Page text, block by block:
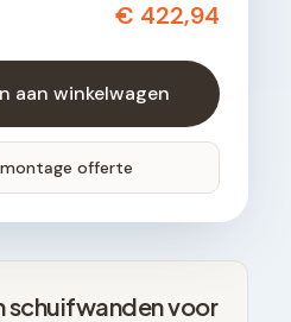
€ 422,94
aan winkelwagen
offerte
schuifwanden voor